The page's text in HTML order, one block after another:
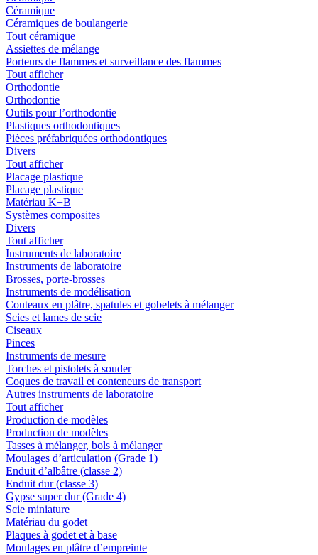
Céramique
Céramiques de boulangerie
Tout céramique
Assiettes de mélange
Porteurs de flammes et surveillance des flammes
Tout afficher
Orthodontie
Orthodontie
Outils pour l’orthodontie
Plastiques orthodontiques
Pièces préfabriquées orthodontiques
Divers
Tout afficher
Placage plastique
Placage plastique
Matériau K+B
Systèmes composites
Divers
Tout afficher
Instruments de laboratoire
Instruments de laboratoire
Brosses, porte-brosses
Instruments de modélisation
Couteaux en plâtre, spatules et gobelets à mélanger
Scies et lames de scie
Ciseaux
Pinces
Instruments de mesure
Torches et pistolets à souder
Coques de travail et conteneurs de transport
Autres instruments de laboratoire
Tout afficher
Production de modèles
Production de modèles
Tasses à mélanger, bols à mélanger
Moulages d’articulation (Grade 1)
Enduit d’albâtre (classe 2)
Enduit dur (classe 3)
Gypse super dur (Grade 4)
Scie miniature
Matériau du godet
Plaques à godet et à base
Moulages en plâtre d’empreinte